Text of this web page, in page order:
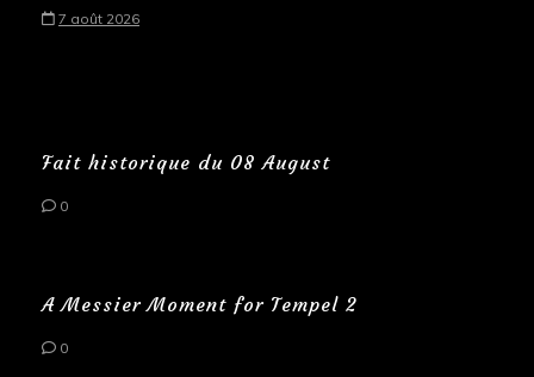
7 août 2026
Fait historique du 08 August
0
A Messier Moment for Tempel 2
0